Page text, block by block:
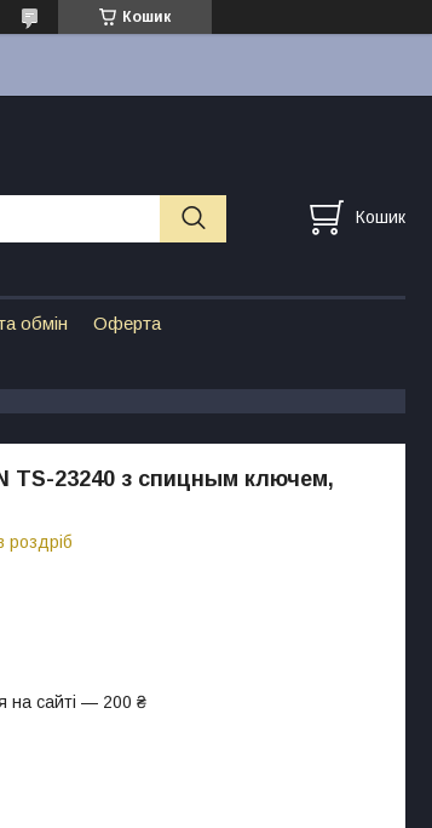
Кошик
Кошик
обмін Оферта
TS-23240 з спицным ключем,
роздріб
на сайті — 200 ₴